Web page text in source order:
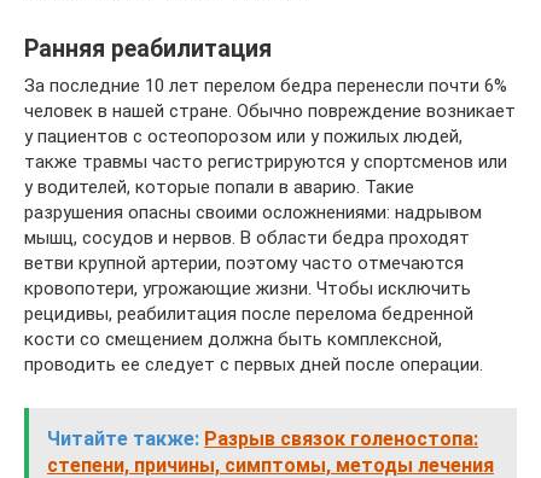
Ранняя реабилитация
За последние 10 лет перелом бедра перенесли почти 6%
человек в нашей стране. Обычно повреждение возникает
у пациентов с остеопорозом или у пожилых людей,
также травмы часто регистрируются у спортсменов или
у водителей, которые попали в аварию. Такие
разрушения опасны своими осложнениями: надрывом
мышц, сосудов и нервов. В области бедра проходят
ветви крупной артерии, поэтому часто отмечаются
кровопотери, угрожающие жизни. Чтобы исключить
рецидивы, реабилитация после перелома бедренной
кости со смещением должна быть комплексной,
проводить ее следует с первых дней после операции.
Читайте также: Разрыв связок голеностопа:
степени, причины, симптомы, методы лечения